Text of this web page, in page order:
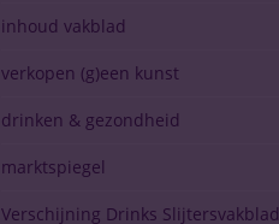
inhoud vakblad
verkopen (g)een kunst
drinken & gezondheid
marktspiegel
Verschijning Drinks Slijtersvakblad